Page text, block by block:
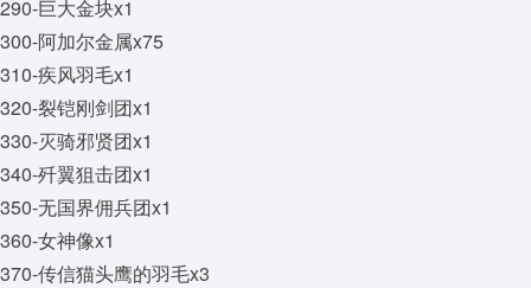
290-巨大金块x1
300-阿加尔金属x75
310-疾风羽毛x1
320-裂铠刚剑团x1
330-灭骑邪贤团x1
340-歼翼狙击团x1
350-无国界佣兵团x1
360-女神像x1
370-传信猫头鹰的羽毛x3